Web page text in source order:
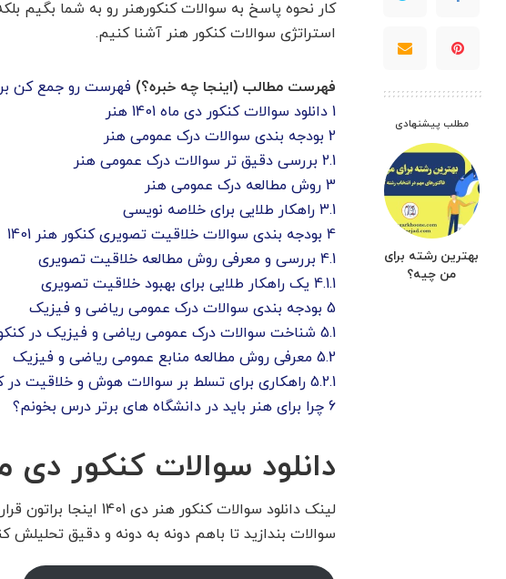
مطلب پیشنهادی
بهترین رشته برای
من چیه؟
کار نحوه پاسخ به سوالات کنکورهنر رو به شما بگیم
استراتژی سوالات کنکور هنر آشنا کنیم.
فهرست مطالب (اینجا چه خبره؟) فهرست رو جمع کن
1 دانلود سوالات کنکور دی ماه 1401 هنر
2 بودجه بندی سوالات درک عمومی هنر
2.1 بررسی دقیق تر سوالات درک عمومی هنر
3 روش مطالعه درک عمومی هنر
3.1 راهکار طلایی برای خلاصه نویسی
4 بودجه بندی سوالات خلاقیت تصویری کنکور هنر 1401
4.1 بررسی و معرفی روش مطالعه خلاقیت تصویری
4.1.1 یک راهکار طلایی برای بهبود خلاقیت تصویری
5 بودجه بندی سوالات درک عمومی ریاضی و فیزیک
5.1 شناخت سوالات درک عمومی ریاضی و فیزیک در کنکور
5.2 معرفی روش مطالعه منابع عمومی ریاضی و فیزیک
5.2.1 راهکاری برای تسلط بر سوالات هوش و خلاقیت در
6 چرا برای هنر باید در دانشگاه های برتر درس بخونم؟
دانلود سوالات کنکور دی ماه 1401
لینک دانلود سوالات کنکور
سوالات بندازید تا باهم دونه به دونه و دقیق تحلیلش